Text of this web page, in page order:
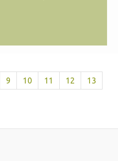
9 10 11 12
13